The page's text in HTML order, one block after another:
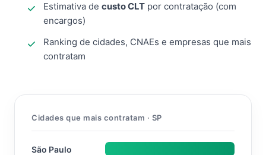
Estimativa de custo CLT por contratação (com
encargos)
Ranking de cidades, CNAEs e empresas que mais
contratam
Cidades que mais contratam · SP
São Paulo